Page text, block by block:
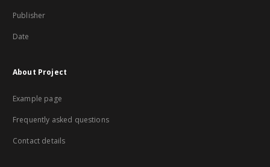
Publisher
Date
About Project
Example page
Frequently asked questions
Contact details